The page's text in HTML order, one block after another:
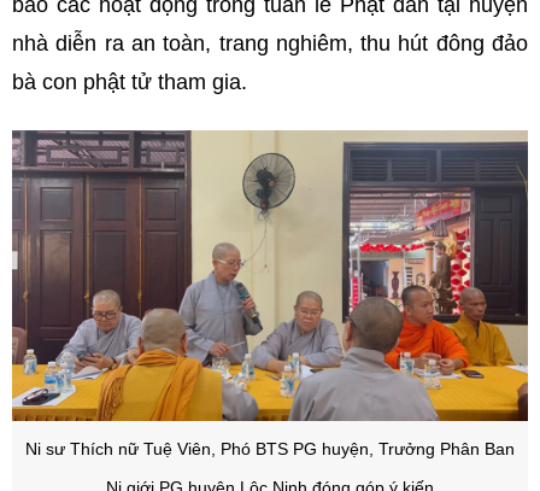
bảo các hoạt động trong tuần lễ Phật đản tại huyện
nhà diễn ra an toàn, trang nghiêm, thu hút đông đảo
bà con phật tử tham gia.
Ni sư Thích nữ Tuệ Viên, Phó BTS PG huyện, Trưởng Phân Ban